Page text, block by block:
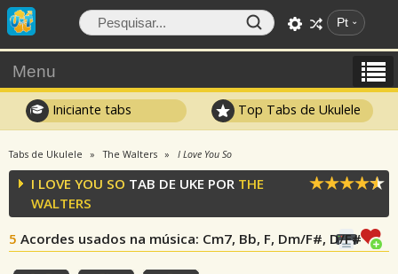
Pt
Menu
Iniciante tabs Top Tabs de Ukulele
Tabs de Ukulele The Walters I Love You So
I LOVE YOU SO TAB DE UKE POR THE
WALTERS
5 Acordes usados na música: Cm7, Bb, F, Dm/F#, D/F#